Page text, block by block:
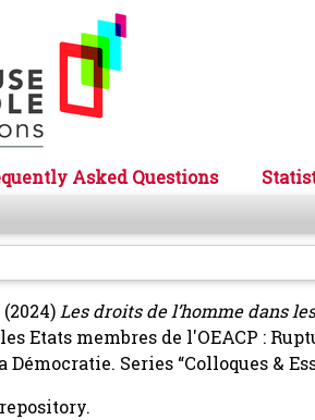
Asked Questions
(2024)Les droits de l’homme dans
Etats membres de l'OEACP :
Series “Colloques &